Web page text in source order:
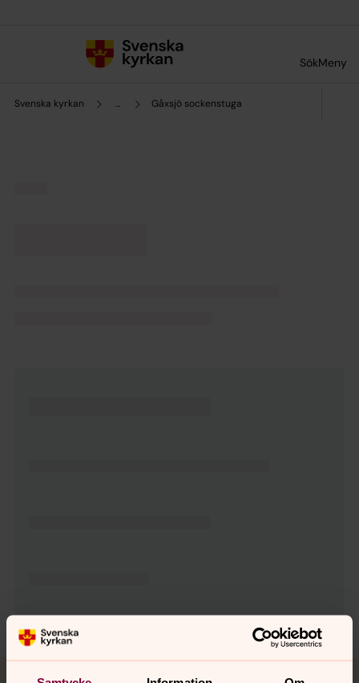
SökMeny
Svenska kyrkan ... Gåxsjö sockenstuga
Tillbaka till toppen
Tillbaka till innehållet